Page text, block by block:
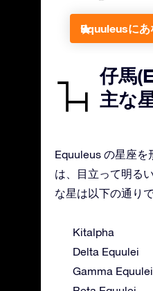
Equuleusにあ
仔馬
主な
Equuleus の星座を
は、目立って明る
な星は以下の通りで
Kitalpha
Delta Equulei
Gamma Equulei